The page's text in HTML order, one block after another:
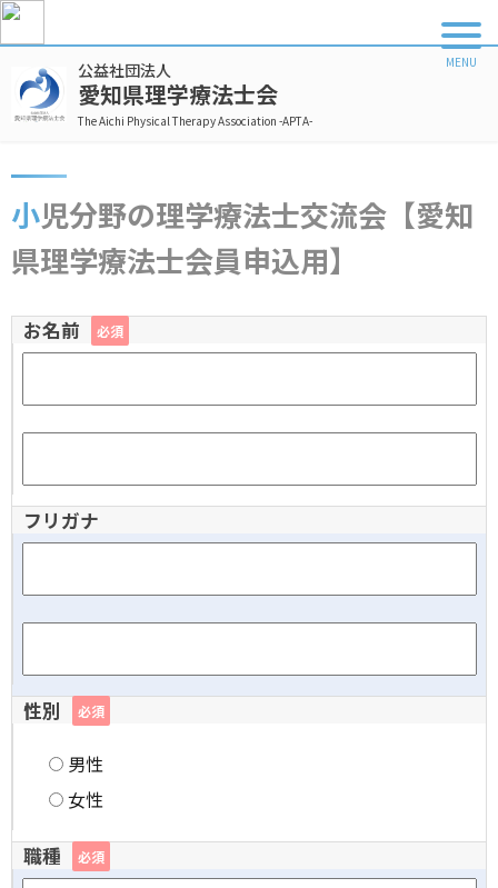
公益社団法人
愛知県理学療法士会
The Aichi Physical Therapy Association -APTA-
小児分野の理学療法士交流会【愛知
県理学療法士会員申込用】
お名前 必須
フリガナ
性別 必須
男性
女性
職種 必須